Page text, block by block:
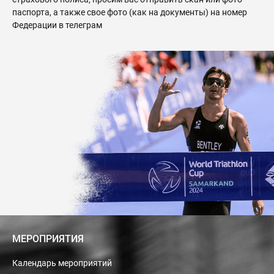
паспорта, а также свое фото (как на документы) на номер
Федерации втелеграм
МЕРОПРИЯТИЯ
Календарь мероприятий